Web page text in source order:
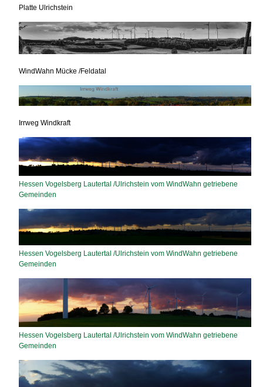
Platte Ulrichstein
WindWahn Mücke /Feldatal
Irrweg Windkraft
Hessen Vogelsberg Lautertal /Ulrichstein vom WindWahn getriebene
Gemeinden
Hessen Vogelsberg Lautertal /Ulrichstein vom WindWahn getriebene
Gemeinden
Hessen Vogelsberg Lautertal /Ulrichstein vom WindWahn getriebene
Gemeinden